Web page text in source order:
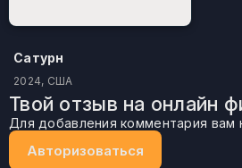
Сатурн
2024, США
Твой отзыв на онлайн
Для добавления комментария вам
Авторизоваться